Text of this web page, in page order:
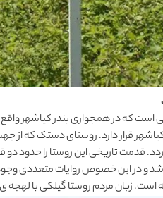
که در همجواری بندر کیاشهر
قرار دارد. روستای دستک که از
قدمت تاریخی این روستا را حدود
این خصوص روایات متعددی وجود
است. زبان مردم روستا گیلکی با